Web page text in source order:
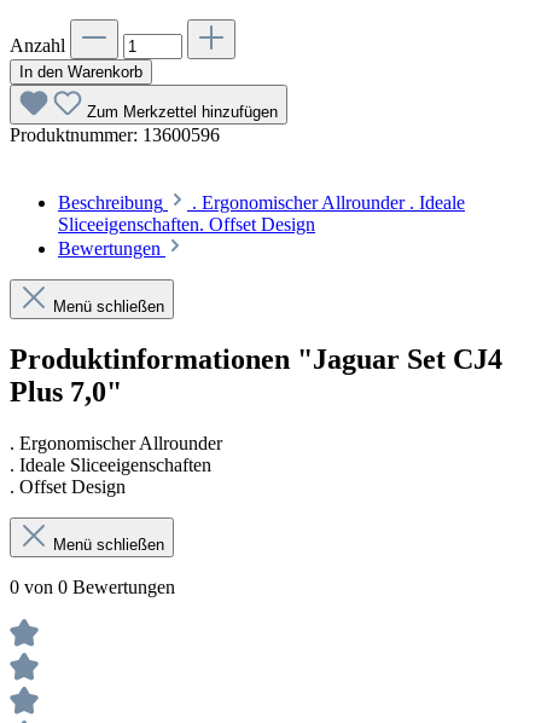
Anzahl
In den Warenkorb
Zum Merkzettel hinzufügen
Produktnummer: 13600596
Beschreibung
. Ergonomischer Allrounder . Ideale
Sliceeigenschaften. Offset Design
Bewertungen
Menü schließen
Produktinformationen "Jaguar Set CJ4
Plus 7,0"
. Ergonomischer Allrounder
. Ideale Sliceeigenschaften
. Offset Design
Menü schließen
0 von 0 Bewertungen